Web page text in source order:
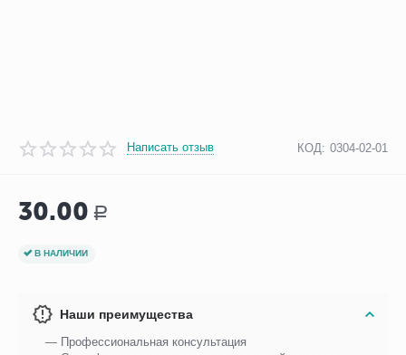
Написать отзыв КОД: 0304-02-01
30.00 Р
В НАЛИЧИИ
Наши преимущества
— Профессиональная консультация